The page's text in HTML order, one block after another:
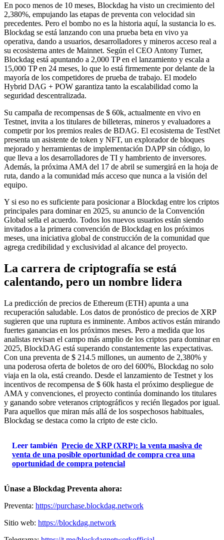
En poco menos de 10 meses, Blockdag ha visto un crecimiento del
2,380%, empujando las etapas de preventa con velocidad sin
precedentes. Pero el bombo no es la historia aquí, la sustancia lo es.
Blockdag se está lanzando con una prueba beta en vivo ya
operativa, dando a usuarios, desarrolladores y mineros acceso real a
su ecosistema antes de Mainnet. Según el CEO Antony Turner,
Blockdag está apuntando a 2,000 TP en el lanzamiento y escala a
15,000 TP en 24 meses, lo que lo está firmemente por delante de la
mayoría de los competidores de prueba de trabajo. El modelo
Hybrid DAG + POW garantiza tanto la escalabilidad como la
seguridad descentralizada.
Su campaña de recompensas de $ 60k, actualmente en vivo en
Testnet, invita a los titulares de billeteras, mineros y evaluadores a
competir por los premios reales de BDAG. El ecosistema de TestNet
presenta un asistente de token y NFT, un explorador de bloques
mejorado y herramientas de implementación DAPP sin código, lo
que lleva a los desarrolladores de TI y hambriento de inversores.
Además, la próxima AMA del 17 de abril se sumergirá en la hoja de
ruta, dando a la comunidad más acceso que nunca a la visión del
equipo.
Y si eso no es suficiente para posicionar a Blockdag entre los criptos
principales para dominar en 2025, su anuncio de la Convención
Global sella el acuerdo. Todos los nuevos usuarios están siendo
invitados a la primera convención de Blockdag en los próximos
meses, una iniciativa global de construcción de la comunidad que
agrega credibilidad y exclusividad al alcance del proyecto.
La carrera de criptografía se está
calentando, pero un nombre lidera
La predicción de precios de Ethereum (ETH) apunta a una
recuperación saludable. Los datos de pronóstico de precios de XRP
sugieren que una ruptura es inminente. Ambos activos están mirando
fuertes ganancias en los próximos meses. Pero a medida que los
analistas revisan el campo más amplio de los criptos para dominar en
2025, BlockDAG está superando constantemente las expectativas.
Con una preventa de $ 214.5 millones, un aumento de 2,380% y
una poderosa oferta de boletos de oro del 600%, Blockdag no solo
viaja en la ola, está creando. Desde el lanzamiento de Testnet y los
incentivos de recompensa de $ 60k hasta el próximo despliegue de
AMA y convenciones, el proyecto continúa dominando los titulares
y ganando sobre veteranos criptográficos y recién llegados por igual.
Para aquellos que miran más allá de los sospechosos habituales,
Blockdag se destaca como la cripto de este ciclo.
Leer también Precio de XRP (XRP): la venta masiva de
venta de una posible oportunidad de compra crea una
oportunidad de compra potencial
Únase a Blockdag Preventa ahora:
Preventa: https://purchase.blockdag.network
Sitio web: https://blockdag.network